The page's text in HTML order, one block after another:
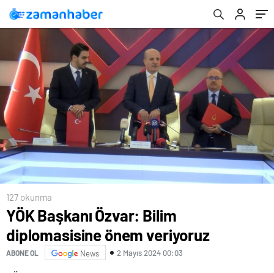
127 okunma
YÖK Başkanı Özvar: Bilim
diplomasisine önem veriyoruz
ABONE OL News 2 Mayıs 2024 00:03